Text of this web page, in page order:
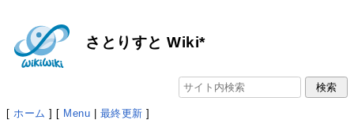
さとりすと Wiki*
[ ホーム ] [ Menu | 最終更新 ]